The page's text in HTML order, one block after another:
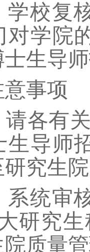
学校复
对学院
生导
事项
请各有
生导师
究生
系统审
研究
质量